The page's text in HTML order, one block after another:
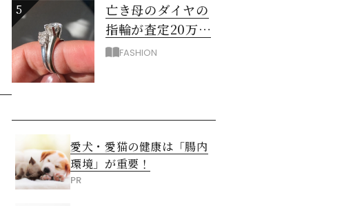
5
亡き母のダイヤの
指輪が査定20万…
売る？50代が出し
FASHION
愛犬・愛猫の健康は「腸内
環境」が重要！
PR